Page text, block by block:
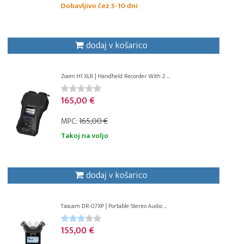
Dobavljivo čez 5-10 dni
dodaj v košarico
Zoom H1 XLR | Handheld Recorder With 2 ...
165,00 €
MPC:165,00 €
Takoj na voljo
dodaj v košarico
Tascam DR-07XP | Portable Stereo Audio ...
155,00 €